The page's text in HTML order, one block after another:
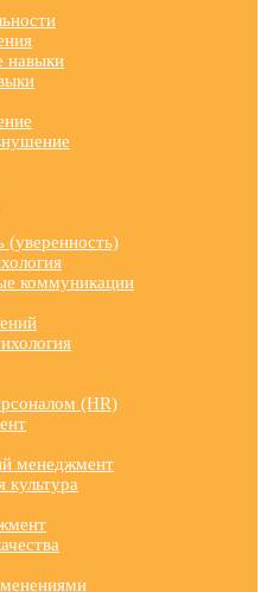
навыки
(уверенность)
коммуникации
(HR)
менеджмент
культура